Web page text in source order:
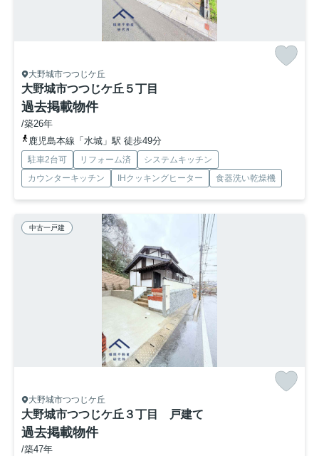
大野城市つつじケ丘
大野城市つつじケ丘５丁目
過去掲載物件
/築26年
鹿児島本線「水城」駅 徒歩49分
駐車2台可 リフォーム済
システムキッチン
カウンターキッチン
IHクッキングヒーター 食器洗い乾燥機
中古一戸建
大野城市つつじケ丘
大野城市つつじケ丘３丁目 戸建て
過去掲載物件
/築47年